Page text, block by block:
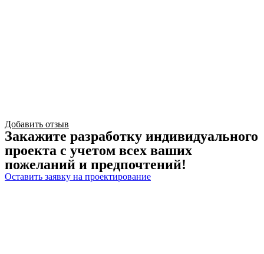
Добавить отзыв
Закажите разработку индивидуального
проекта с учетом всех ваших
пожеланий и предпочтений!
Оставить заявку на проектирование